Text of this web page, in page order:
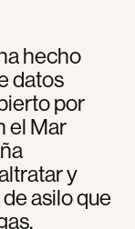
hecho
datos
por
el Mar
y
asilo que